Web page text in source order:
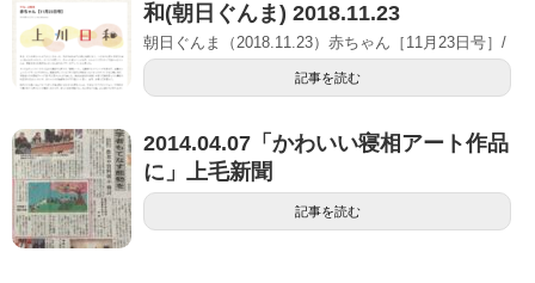
和(朝日ぐんま) 2018.11.23
朝日ぐんま（2018.11.23）赤ちゃん［11月23日号］/
記事を読む
2014.04.07「かわいい寝相アート作品
に」上毛新聞
記事を読む